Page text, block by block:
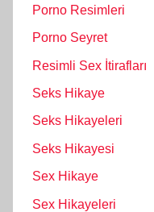
Porno Resimleri
Porno Seyret
Resimli Sex İtirafları
Seks Hikaye
Seks Hikayeleri
Seks Hikayesi
Sex Hikaye
Sex Hikayeleri